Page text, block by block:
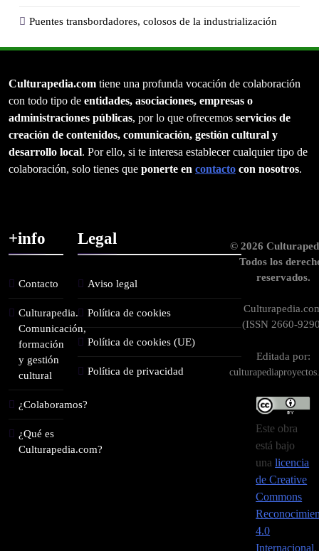
Puentes transbordadores, colosos de la industrialización
Culturapedia.com tiene una profunda vocación de colaboración
con todo tipo de entidades, asociaciones, empresas o
administraciones públicas, por lo que ofrecemos servicios de
creación de contenidos, comunicación, gestión cultural y
desarrollo local. Por ello, si te interesa establecer cualquier tipo de
colaboración, solo tienes que ponerte en contacto con nosotros.
+info
Contacto
Culturapedia.
Comunicación,
formación
y gestión
cultural
¿Colaboramos?
¿Qué es
Culturapedia.com?
Legal
Aviso legal
Política de cookies
Política de cookies (UE)
Política de privacidad
© 2026
Todos los
reservados.
(ISSN 2660-
Editada por:
Este obra
está bajo
unalicencia
de Creative
Commons
4.0
Internacional.